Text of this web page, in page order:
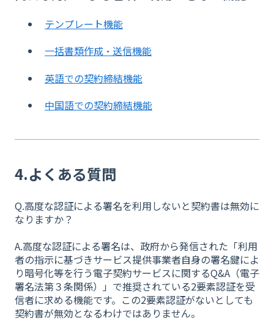
テンプレート機能
一括書類作成・送信機能
英語での契約締結機能
中国語での契約締結機能
4.よくある質問
Q.高度な認証による署名を利用しないと契約書は無効に
なりますか？
A.高度な認証による署名は、政府から発信された「利用
者の指示に基づきサービス提供事業者自身の署名鍵によ
り暗号化等を行う電子契約サービスに関するQ&A（電子
署名法第３条関係）」で推奨されている2要素認証を受
信者に求める機能です。この2要素認証がないとしても
契約書が無効となるわけではありません。